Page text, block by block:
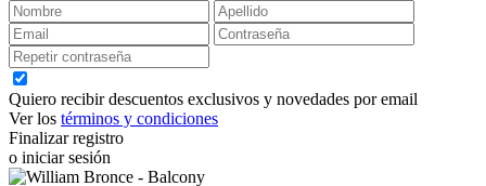
Quiero recibir descuentos exclusivos y novedades por email
Ver los términos y condiciones
Finalizar registro
o iniciar sesión